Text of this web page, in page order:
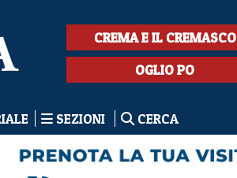
CREMA E IL CREMASCO
OGLIO PO
SEZIONI CERCA